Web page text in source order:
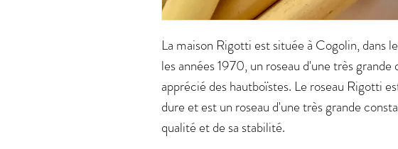
La maison Rigotti est située à Cogolin, dans
les années 1970, un roseau d'une très
apprécié des hautboïstes. Le roseau Rigotti
dure et est un roseau d'une très grande
qualité et de sa stabilité.